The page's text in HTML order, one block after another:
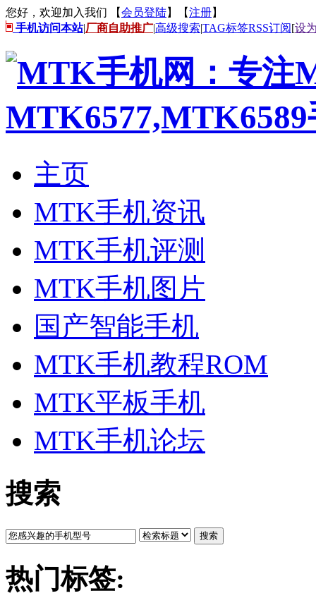
您好，欢迎加入我们 【会员登陆】【注册】
手机访问本站|厂商自助推广|高级搜索|TAG标签RSS订阅[设
主页
MTK手机资讯
MTK手机评测
MTK手机图片
国产智能手机
MTK手机教程ROM
MTK平板手机
MTK手机论坛
搜索
搜索
热门标签: